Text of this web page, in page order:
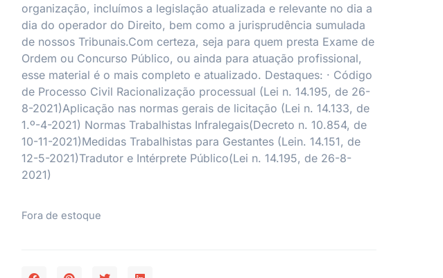
organização, incluímos a legislação atualizada e relevante no dia a
dia do operador do Direito, bem como a jurisprudência sumulada
de nossos Tribunais.Com certeza, seja para quem presta Exame de
Ordem ou Concurso Público, ou ainda para atuação profissional,
esse material é o mais completo e atualizado. Destaques: · Código
de Processo Civil Racionalização processual (Lei n. 14.195, de 26-
8-2021)Aplicação nas normas gerais de licitação (Lei n. 14.133, de
1.º-4-2021) Normas Trabalhistas Infralegais(Decreto n. 10.854, de
10-11-2021)Medidas Trabalhistas para Gestantes (Lein. 14.151, de
12-5-2021)Tradutor e Intérprete Público(Lei n. 14.195, de 26-8-
2021)
Fora de estoque